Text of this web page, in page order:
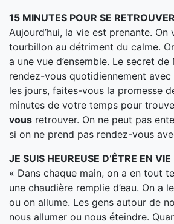
15 MINUTES POUR SE
Aujourd’hui, la vie est prenante. On
tourbillon au détriment du calme.
a une vue d’ensemble. Le secret
rendez-vous quotidiennement avec
les jours, faites-vous la promesse
minutes de votre temps pour
vous retrouver. On ne peut pas
si on ne prend pas rendez-vous
JE SUIS HEUREUSE D’ÊTRE EN VIE
« Dans chaque main, on a en tout
une chaudière remplie d’eau. On a
ou on allume. Les gens autour de
nous allumer ou nous éteindre.